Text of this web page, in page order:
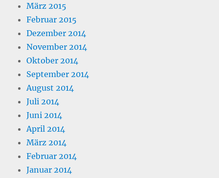
März 2015
Februar 2015
Dezember 2014
November 2014
Oktober 2014
September 2014
August 2014
Juli 2014
Juni 2014
April 2014
März 2014
Februar 2014
Januar 2014